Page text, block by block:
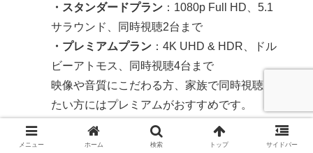
・スタンダードプラン ：1080p Full HD、5.1
サラウンド、同時視聴2台まで
・プレミアムプラン ：4K UHD & HDR、ドル
ビーアトモス、同時視聴4台まで
映像や音質にこだわる方、家族で同時視聴し
たい方にはプレミアムがおすすめです。
メニュー ホーム 検索 トップ サイドバー